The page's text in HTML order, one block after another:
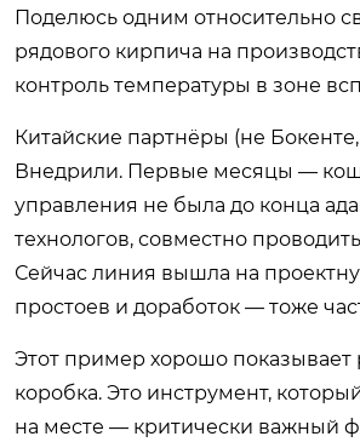
Поделюсь одним относительно
рядового кирпича на
контроль температуры в зоне
Китайские партнёры (не
Внедрили. Первые месяцы —
управления не была до конца
технологов, совместно
Сейчас линия вышла на
простоев и доработок — тоже
Этот пример хорошо
коробка. Это инструмент,
на месте — критически важный